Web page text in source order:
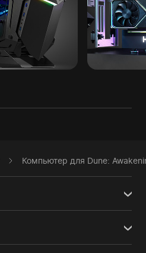
Компьютер для Dune: